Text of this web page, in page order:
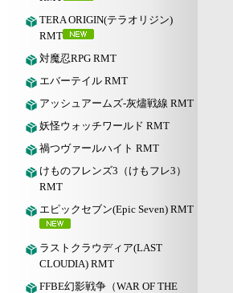
TERA ORIGIN(テラオリジン)
RMT
対魔忍RPG RMT
エバーテイル RMT
アッシュアームズ‐灰燼戦線 RMT
妖怪ウォッチワールド RMT
禍つヴァールハイト RMT
けものフレンズ3（けもフレ3）
RMT
エピックセブン(Epic Seven) RMT
ラストクラウディア(LAST
CLOUDIA) RMT
FFBE幻影戦争（WAR OF THE